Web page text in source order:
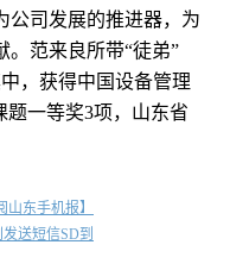
公司发展的推进器，为
。范来良所带“徒弟”
，获得中国设备管理
题一等奖3项，山东省
东手机报】
送短信SD到